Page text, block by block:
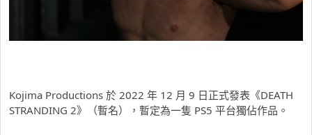
Kojima Productions 於 2022 年 12 月 9 日正式發表《DEATH
STRANDING 2》（暫名），暫定為一隻 PS5 平台獨佔作品。